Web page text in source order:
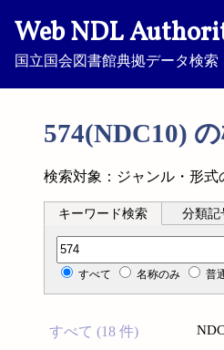
Web NDL
国立国会図書館典拠データ検索
574(NDC10)
検索対象：ジャンル・形式
キーワード検索 分類記
分類記号検索
すべて 名称のみ 普
すべて (18 件)